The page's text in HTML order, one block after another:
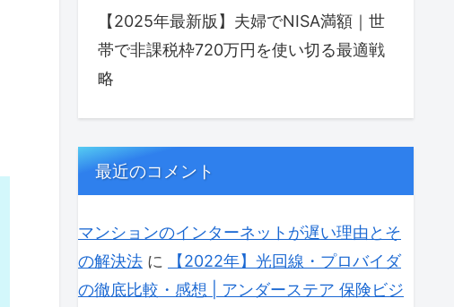
【2025年最新版】夫婦でNISA満額｜世
帯で非課税枠720万円を使い切る最適戦
略
最近のコメント
マンションのインターネットが遅い理由とそ
の解決法 に
【2022年】光回線・プロバイダ
の徹底比較・感想 | アンダーステア 保険ビジ